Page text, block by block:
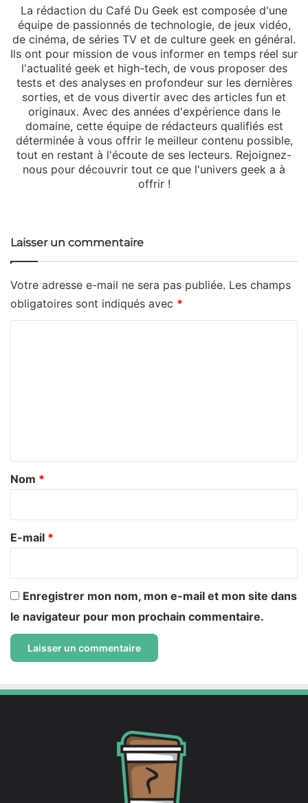
La rédaction du Café Du Geek est composée d'une
équipe de passionnés de technologie, de jeux vidéo,
de cinéma, de séries TV et de culture geek en général.
Ils ont pour mission de vous informer en temps réel sur
l'actualité geek et high-tech, de vous proposer des
tests et des analyses en profondeur sur les dernières
sorties, et de vous divertir avec des articles fun et
originaux. Avec des années d'expérience dans le
domaine, cette équipe de rédacteurs qualifiés est
déterminée à vous offrir le meilleur contenu possible,
tout en restant à l'écoute de ses lecteurs. Rejoignez-
nous pour découvrir tout ce que l'univers geek a à
offrir !
Laisser un commentaire
Votre adresse e-mail ne sera pas publiée. Les champs
obligatoires sont indiqués avec *
a
r
e
Nom *
E-mail *
Enregistrer mon nom, mon e-mail et mon site dans
le navigateur pour mon prochain commentaire.